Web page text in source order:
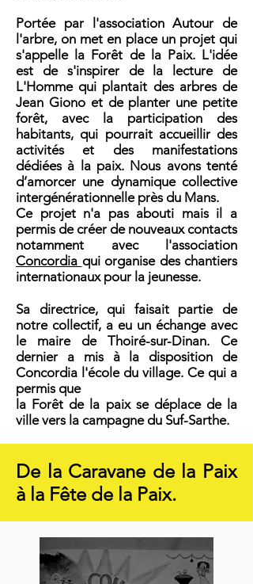
Portée par l'association Autour de
l'arbre, on met en place un projet qui
s'appelle la Forêt de la Paix. L'idée
est de s'inspirer de la lecture de
L'Homme qui plantait des arbres de
Jean Giono et de planter une petite
forêt, avec la participation des
habitants, qui pourrait accueillir des
activités et des manifestations
dédiées à la paix. Nous avons tenté
d’amorcer une dynamique collective
intergénérationnelle près du Mans.
Ce projet n'a pas abouti mais il a
permis de créer de nouveaux contacts
notamment avec l'association
Concordia qui organise des chantiers
internationaux pour la jeunesse.
Sa directrice, qui faisait partie de
notre collectif, a eu un échange avec
le maire de Thoiré-sur-Dinan. Ce
dernier a mis à la disposition de
Concordia l'école du village. Ce qui a
permis que
la Forêt de la paix se déplace de la
ville vers la campagne du Suf-Sarthe.
De la Caravane de la Paix
à la Fête de la Paix.